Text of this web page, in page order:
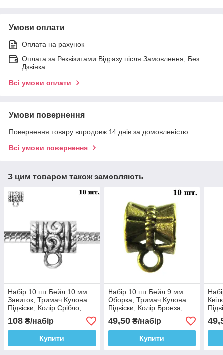
Умови оплати
Оплата на рахунок
Оплата за Реквізитами Відразу після Замовлення, Без
Дзвінка
Всі умови оплати
Умови повернення
Повернення товару впродовж 14 днів за домовленістю
Всі умови повернення
З цим товаром також замовляють
Набір 10 шт Бейл 10 мм
Завиток, Тримач Кулона
Підвіски, Колір Срібло,
Отвір 5 мм, Фурнітура для
Біжутерії
108 ₴/набір
Купити
Набір 10 шт Бейл 9 мм
Оборка, Тримач Кулона
Підвіски, Колір Бронза,
Отвір 5 мм, Фурнітура для
Прикрас
49,50₴/набір
Купити
для